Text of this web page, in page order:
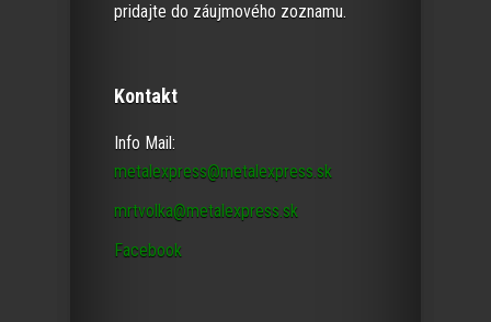
pridajte do záujmového zoznamu.
Kontakt
Info Mail:
metalexpress@metalexpress.sk
mrtvolka@metalexpress.sk
Facebook